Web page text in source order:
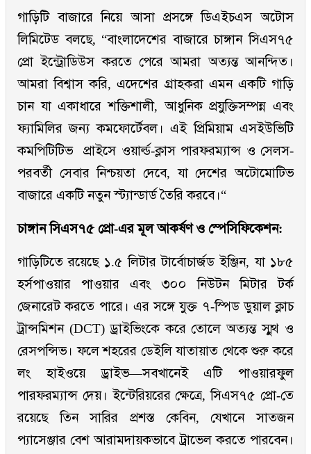
গাড়িটি বাজারে নিয়ে আসা প্রসঙ্গে ডিএইচএস অটোস
লিমিটেড বলছে, “বাংলাদেশের বাজারে চাঙ্গান সিএস৭৫
প্রো ইন্ট্রোডিউস করতে পেরে আমরা অত্যন্ত আনন্দিত।
আমরা বিশ্বাস করি, এদেশের গ্রাহকরা এমন একটি গাড়ি
চান যা একাধারে শক্তিশালী, আধুনিক প্রযুক্তিসম্পন্ন এবং
ফ্যামিলির জন্য কমফোর্টেবল। এই প্রিমিয়াম এসইউভিটি
কমপিটিটিভ প্রাইসে ওয়ার্ল্ড-ক্লাস পারফরম্যান্স ও সেলস-
পরবর্তী সেবার নিশ্চয়তা দেবে, যা দেশের অটোমোটিভ
বাজারে একটি নতুন স্ট্যান্ডার্ড তৈরি করবে।“
চাঙ্গান সিএস৭৫ প্রো-এর মূল আকর্ষণ ও স্পেসিফিকেশন:
গাড়িটিতে রয়েছে ১.৫ লিটার টার্বোচার্জড ইঞ্জিন, যা ১৮৫
হর্সপাওয়ার পাওয়ার এবং ৩০০ নিউটন মিটার টর্ক
জেনারেট করতে পারে। এর সঙ্গে যুক্ত ৭-স্পিড ডুয়াল ক্লাচ
ট্রান্সমিশন (DCT) ড্রাইভিংকে করে তোলে অত্যন্ত স্মুথ ও
রেসপন্সিভ। ফলে শহরের ডেইলি যাতায়াত থেকে শুরু করে
লং হাইওয়ে ড্রাইভ—সবখানেই এটি পাওয়ারফুল
পারফরম্যান্স দেয়। ইন্টেরিয়রের ক্ষেত্রে, সিএস৭৫ প্রো-তে
রয়েছে তিন সারির প্রশস্ত কেবিন, যেখানে সাতজন
প্যাসেঞ্জার বেশ আরামদায়কভাবে ট্রাভেল করতে পারবেন।